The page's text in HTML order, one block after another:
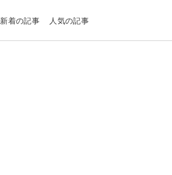
新着の記事 人気の記事